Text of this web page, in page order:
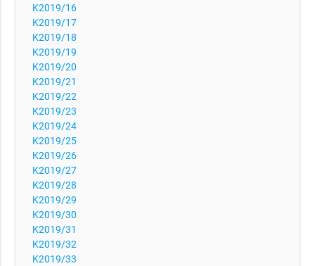
K2019/16
K2019/17
K2019/18
K2019/19
K2019/20
K2019/21
K2019/22
K2019/23
K2019/24
K2019/25
K2019/26
K2019/27
K2019/28
K2019/29
K2019/30
K2019/31
K2019/32
K2019/33